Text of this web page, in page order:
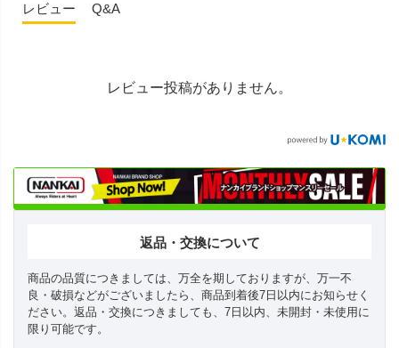
レビュー Q&A
レビュー投稿がありません。
返品・交換について
商品の品質につきましては、万全を期しておりますが、万一不
良・破損などがございましたら、商品到着後7日以内にお知らせく
ださい。返品・交換につきましても、7日以内、未開封・未使用に
限り可能です。